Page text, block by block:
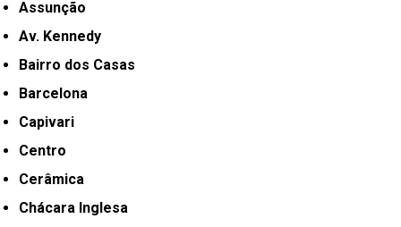
Assunção
Av. Kennedy
Bairro dos Casas
Barcelona
Capivari
Centro
Cerâmica
Chácara Inglesa